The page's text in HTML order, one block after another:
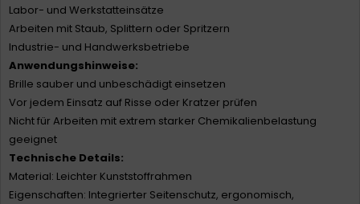
Labor- und Werkstatteinsätze
Arbeiten mit Staub, Splittern oder Spritzern
Industrie- und Handwerksbetriebe
Anwendungshinweise:
Brille sauber und unbeschädigt einsetzen
Vor jedem Einsatz auf Risse oder Kratzer prüfen
Nicht für Arbeiten mit extrem starker Chemikalienbelastung
geeignet
Technische Details:
Material: Leichter Kunststoffrahmen
Eigenschaften: Integrierter Seitenschutz, ergonomisch,